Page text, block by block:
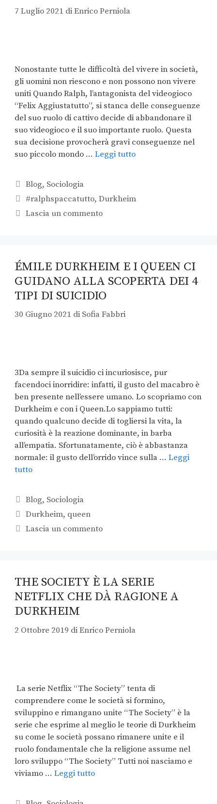
7 Luglio 2021 diEnrico Perniola
Nonostante tutte le difficoltà del vivere in società,
gli uomini non riescono e non possono non vivere
uniti Quando Ralph, l’antagonista del videogioco
“Felix Aggiustatutto”, si stanca delle conseguenze
del suo ruolo di cattivo decide di abbandonare il
suo videogioco e il suo importante ruolo. Questa
sua decisione provocherà gravi conseguenze nel
suo piccolo mondo … Leggi tutto
Blog, Sociologia
#ralphspaccatutto,Durkheim
Lascia un commento
ÉMILE DURKHEIM E I QUEEN CI
GUIDANO ALLA SCOPERTA DEI 4
TIPI DI SUICIDIO
30 Giugno 2021 di Sofia Fabbri
3Da sempre il suicidio ci incuriosisce, pur
facendoci inorridire: infatti, il gusto del macabro è
ben presente nell’essere umano. Lo scopriamo con
Durkheim e con i Queen.Lo sappiamo tutti:
quando qualcuno decide di togliersi la vita, la
curiosità è la reazione dominante, in barba
all’empatia. Sfortunatamente, ciò è abbastanza
normale: il gusto dell’orrido vince sulla … Leggi
tutto
Blog, Sociologia
Durkheim, queen
Lascia un commento
THE SOCIETY È LA SERIE
NETFLIX CHE DÀ RAGIONE A
DURKHEIM
2 Ottobre 2019 diEnrico Perniola
La serie Netflix “The Society” tenta di
comprendere come le società si formino,
sviluppino e rimangano unite “The Society” è la
serie che esprime al meglio le teorie di Durkheim
su come le società possano rimanere unite e il
ruolo fondamentale che la religione assume nel
loro sviluppo “The Society” Tutti noi nasciamo e
viviamo … Leggi tutto